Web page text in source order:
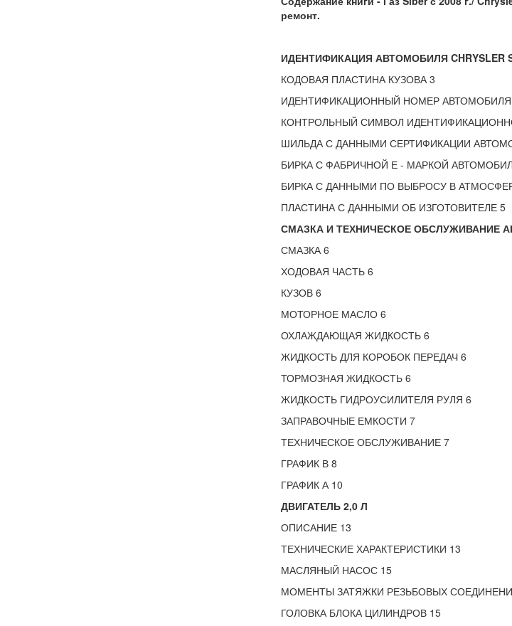
ремонт.
ИДЕНТИФИКАЦИЯ АВТОМОБИЛЯ CHRYSLER
КОДОВАЯ ПЛАСТИНА КУЗОВА 3
ИДЕНТИФИКАЦИОННЫЙ НОМЕР АВТОМОБИЛЯ
КОНТРОЛЬНЫЙ СИМВОЛ
ШИЛЬДА С ДАННЫМИ СЕРТИФИКАЦИИ
БИРКА С ФАБРИЧНОЙ Е - МАРКОЙ
БИРКА С ДАННЫМИ ПО ВЫБРОСУ В
ПЛАСТИНА С ДАННЫМИ ОБ ИЗГОТОВИТЕЛЕ 5
СМАЗКА И ТЕХНИЧЕСКОЕ ОБСЛУЖИВАНИЕ
СМАЗКА 6
ХОДОВАЯ ЧАСТЬ 6
КУЗОВ 6
МОТОРНОЕ МАСЛО 6
ОХЛАЖДАЮЩАЯ ЖИДКОСТЬ 6
ЖИДКОСТЬ ДЛЯ КОРОБОК ПЕРЕДАЧ 6
ТОРМОЗНАЯ ЖИДКОСТЬ 6
ЖИДКОСТЬ ГИДРОУСИЛИТЕЛЯ РУЛЯ 6
ЗАПРАВОЧНЫЕ ЕМКОСТИ 7
ТЕХНИЧЕСКОЕ ОБСЛУЖИВАНИЕ 7
ГРАФИК В 8
ГРАФИК А 10
ДВИГАТЕЛЬ 2,0 Л
ОПИСАНИЕ 13
ТЕХНИЧЕСКИЕ ХАРАКТЕРИСТИКИ 13
МАСЛЯНЫЙ НАСОС 15
МОМЕНТЫ ЗАТЯЖКИ РЕЗЬБОВЫХ
ГОЛОВКА БЛОКА ЦИЛИНДРОВ 15